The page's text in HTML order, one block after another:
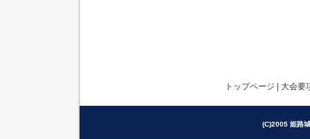
トップページ 大会要
(C)2005 姫路